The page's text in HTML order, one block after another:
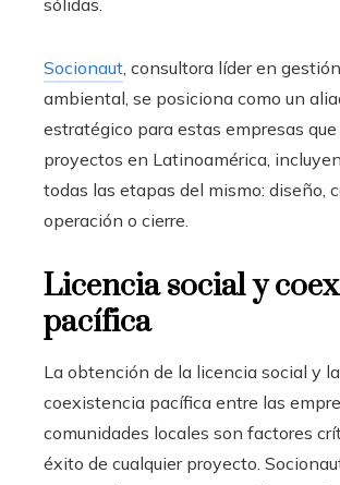
sólidas.
Socionaut, consultora líder en
ambiental, se posiciona como un
estratégico para estas empresas
proyectos en Latinoamérica,
todas las etapas del mismo: diseño,
operación o cierre.
Licencia social y
pacífica
La obtención de la licencia social y la
coexistencia pacífica entre las
comunidades locales son factores
éxito de cualquier proyecto.